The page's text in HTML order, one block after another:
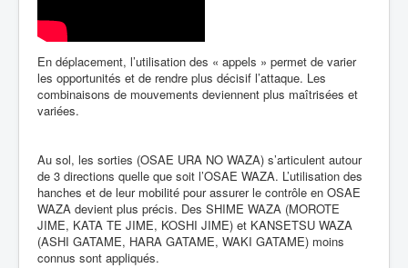
En déplacement, l’utilisation des « appels » permet de varier
les opportunités et de rendre plus décisif l’attaque. Les
combinaisons de mouvements deviennent plus maîtrisées et
variées.
Au sol, les sorties (OSAE URA NO WAZA) s’articulent autour
de 3 directions quelle que soit l’OSAE WAZA. L’utilisation des
hanches et de leur mobilité pour assurer le contrôle en OSAE
WAZA devient plus précis. Des SHIME WAZA (MOROTE
JIME, KATA TE JIME, KOSHI JIME) et KANSETSU WAZA
(ASHI GATAME, HARA GATAME, WAKI GATAME) moins
connus sont appliqués.